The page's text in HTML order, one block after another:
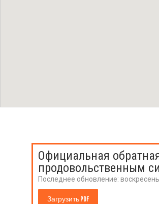
Официальная
продовольственным
Последнее обновление:
Загрузить PDF